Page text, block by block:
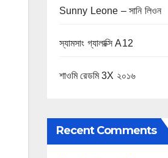
Sunny Leone – সানি লিওন
স্যামসাং গ্যালাক্সি A12
শাওমি রেডমি 3X ২০১৬
Recent Comments